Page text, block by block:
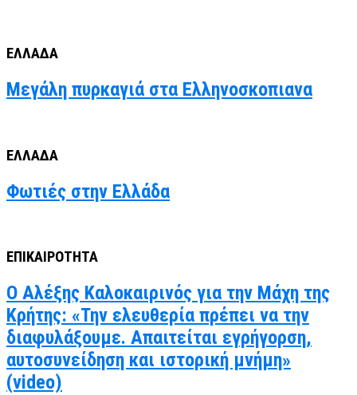
ΕΛΛΑΔΑ
Μεγάλη πυρκαγιά στα Ελληνοσκοπιανα
ΕΛΛΑΔΑ
Φωτιές στην Ελλάδα
ΕΠΙΚΑΙΡΟΤΗΤΑ
Ο Αλέξης Καλοκαιρινός για την Μάχη της
Κρήτης: «Την ελευθερία πρέπει να την
διαφυλάξουμε. Απαιτείται εγρήγορση,
αυτοσυνείδηση και ιστορική μνήμη»
(video)